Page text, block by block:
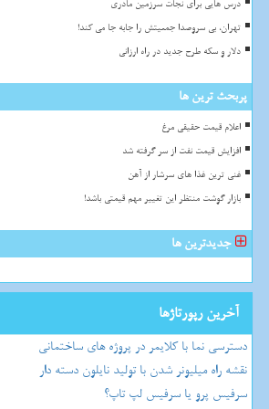
درس هایی برای نجات سرزمین مادری
تهران، بی سروصدا جمعیتش را جابه جا می کند!
دلار و سکه طرح جدید در راه ارزانی
پربحث ترین ها
اعلام قیمت حقیقی مرغ
افزایش قیمت نفت از سر گرفته شد
غنی ترین غذا های سرشار از آهن
بازار گوشت منتظر این تغییر مهم قیمتی باشد!
جدیدترین ها
آخرین رپورتاژها
دسترسی نما با کلایمر در پروژه های ساختمانی
نقشه راه میلیونر شدن با تولید نایلون دسته دار
سرفیس پرو یا سرفیس لپ تاپ؟